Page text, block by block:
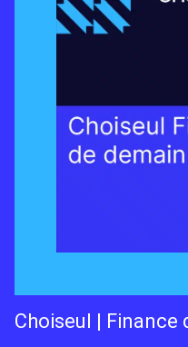
Choiseul | Finance